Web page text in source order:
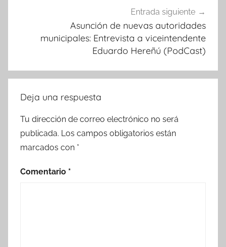
Entrada siguiente
Asunción de nuevas autoridades
municipales: Entrevista a viceintendente
Eduardo Hereñú (PodCast)
Deja una respuesta
Tu dirección de correo electrónico no será
publicada. Los campos obligatorios están
marcados con *
Comentario *